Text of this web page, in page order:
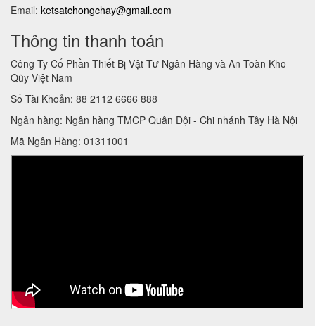
Email: ketsatchongchay@gmail.com
Thông tin thanh toán
Công Ty Cổ Phần Thiết Bị Vật Tư Ngân Hàng và An Toàn Kho
Qũy Việt Nam
Số Tài Khoản: 88 2112 6666 888
Ngân hàng: Ngân hàng TMCP Quân Đội - Chi nhánh Tây Hà Nội
Mã Ngân Hàng: 01311001